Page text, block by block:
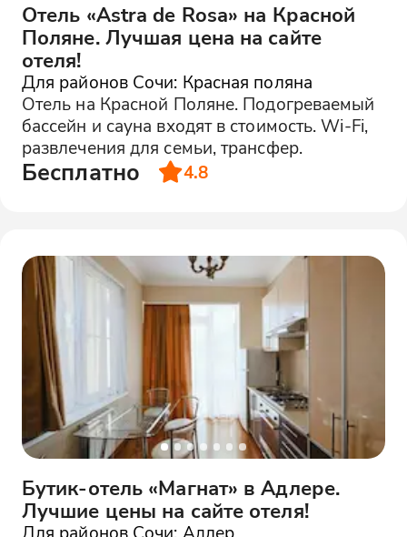
Отель «Astra de Rosa» на Красной
Поляне. Лучшая цена на сайте
отеля!
Для районов Сочи: Красная поляна
Отель на Красной Поляне. Подогреваемый
бассейн и сауна входят в стоимость. Wi-Fi,
развлечения для семьи, трансфер.
Бесплатно 4.8
Бутик-отель «Магнат» в Адлере.
Лучшие цены на сайте отеля!
Для районов Сочи: Адлер